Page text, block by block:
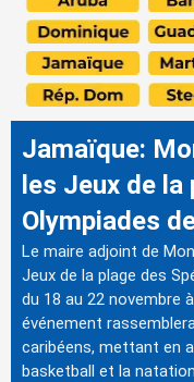
Jamaïque:
les Jeux de la
Olympiades
Le maire adjoint de
Jeux de la plage des
du 18 au 22 novembre
événement
caribéens, mettant en
basketball et la